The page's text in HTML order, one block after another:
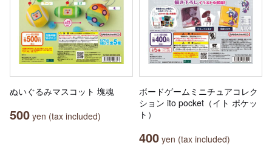
ぬいぐるみマスコット 塊魂
500 yen (tax included)
ボードゲームミニチュアコレク
ション ito pocket（イト ポケッ
ト）
400 yen (tax included)